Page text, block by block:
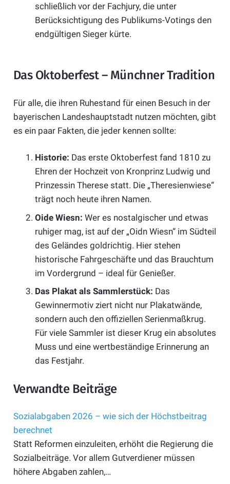
schließlich vor der Fachjury, die unter
Berücksichtigung des Publikums-Votings den
endgültigen Sieger kürte.
Das Oktoberfest – Münchner Tradition
Für alle, die ihren Ruhestand für einen Besuch in der
bayerischen Landeshauptstadt nutzen möchten, gibt
es ein paar Fakten, die jeder kennen sollte:
Historie: Das erste Oktoberfest fand 1810 zu
Ehren der Hochzeit von Kronprinz Ludwig und
Prinzessin Therese statt. Die „Theresienwiese“
trägt noch heute ihren Namen.
Oide Wiesn: Wer es nostalgischer und etwas
ruhiger mag, ist auf der „Oidn Wiesn“ im Südteil
des Geländes goldrichtig. Hier stehen
historische Fahrgeschäfte und das Brauchtum
im Vordergrund – ideal für Genießer.
Das Plakat als Sammlerstück: Das
Gewinnermotiv ziert nicht nur Plakatwände,
sondern auch den offiziellen Serienmaßkrug.
Für viele Sammler ist dieser Krug ein absolutes
Muss und eine wertbeständige Erinnerung an
das Festjahr.
Verwandte Beiträge
Sozialabgaben 2026 – wie sich der Höchstbeitrag
berechnet
Statt Reformen einzuleiten, erhöht die Regierung die
Sozialbeiträge. Vor allem Gutverdiener müssen
höhere Abgaben zahlen,…